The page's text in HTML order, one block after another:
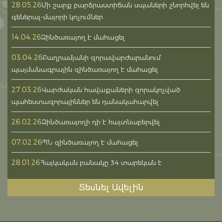
28.05.26Մի շարք բարձրաստիճան սպաների շնորհվել են
գեներալ-մայորի կոչումներ
14.04.26Զինծառայող է մահացել
03.04.26Բաղրամյանի զորավարժարանում
պայմանագրային զինծառայող է մահացել
27.03.26Վարժական հավաքաների զորակոչված
պահեստազորայիններ են դանակահարվել
26.02.26Զինծառայողի դի է հայտնաբերվել
07.02.26ՊՆ զինծառայող է մահացել
28.01.26Հայկական բանակը 34 տարեկան է
Տեսնել Ավելին